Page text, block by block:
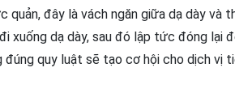
đây là vách ngăn giữa dạ dày và
xuống dạ dày, sau đó lập tức đóng lại
quy luật sẽ tạo cơ hội cho dịch vị